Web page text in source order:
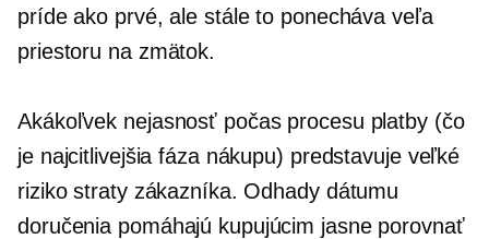
príde ako prvé, ale stále to ponecháva veľa
priestoru na zmätok.
Akákoľvek nejasnosť počas procesu platby (čo
je najcitlivejšia fáza nákupu) predstavuje veľké
riziko straty zákazníka. Odhady dátumu
doručenia pomáhajú kupujúcim jasne porovnať